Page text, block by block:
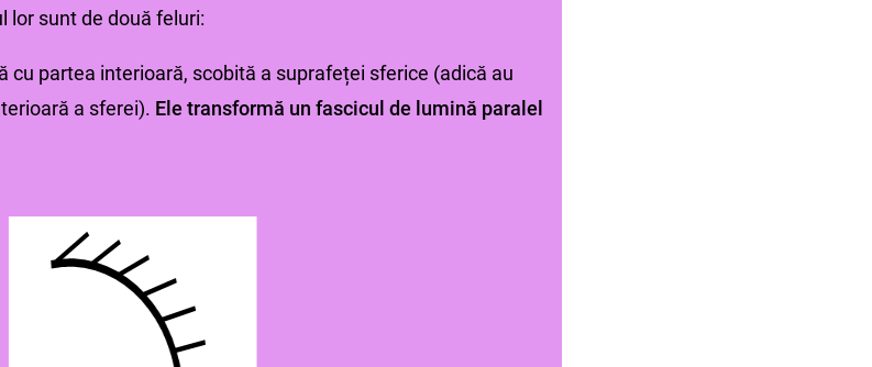
lor sunt de două feluri:
cu partea interioară, scobită a suprafeței sferice (adică au
a sferei). Ele transformă un fascicul de lumină paralel